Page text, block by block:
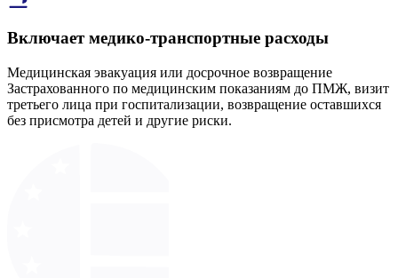
Включает медико-транспортные расходы
Медицинская эвакуация или досрочное возвращение
Застрахованного по медицинским показаниям до ПМЖ, визит
третьего лица при госпитализации, возвращение оставшихся
без присмотра детей и другие риски.